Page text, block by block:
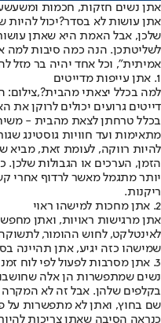
אתן נשים חזקות, חכמות
אתן עושות לא בסדר?יכול
שלכן, אבל האמת היא שאתן
לשליטתכן. הנה כמה סיבות למה
אמיתית", וכל אחד יהיה בר מזל
1. אתן עייפות מדייטים
למה בכלל יצאתי
דייטים גרועים יכולים לרוקן את
בכלל טרחתן לצאת מהבית -
מתאימות ועד חוויות גוסטינג
להיות רווקה, לעומת זאת, מביא
הזמן, הערכים או הגבולות
יותר מתגמל מאשר לרדוף אחרי
ריקנות.
2. אתן מחכות למישהו ראוי
אתן מרגישות ראויות, ואתן
לאינטלקט, לחוש ההומור,
שמישהו כזה יגיע, אתן תהיינה
3. אתן מסרבות לפעול לפי לוח זמנים
נשים שמתפשרות הן אלה
בקלפים שלהן. אבל זה לא המקרה
שם בחוץ, ואתן לא מתפשרות על
כנראה הסיבה שאתן צריכות